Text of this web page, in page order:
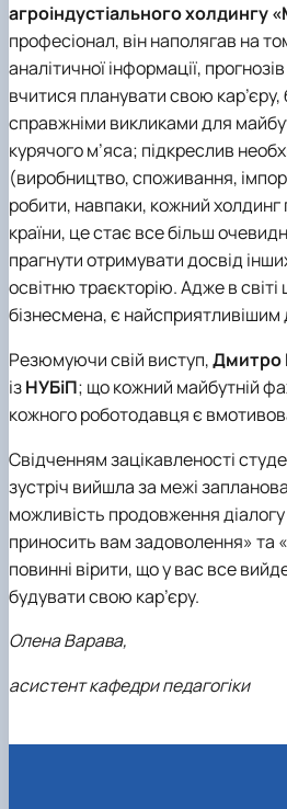
агроіндустіального холдингу
професіонал, він наполягав на
аналітичної інформації,
вчитися планувати свою
справжніми викликами для
курячого м’яса; підкреслив
(виробництво, споживання,
робити, навпаки, кожний холдинг
країни, це стає все більш
прагнути отримувати досвід
освітню траєкторію. Адже в
бізнесмена, є
Резюмуючи свій виступ,Дмитро
ізНУБіП; що кожний майбутній
кожного роботодавця є
Свідченням зацікавленості
зустріч вийшла за межі
можливість продовження
приносить вам задоволення» та
повинні вірити, що у вас все
будувати свою кар’єру.
Олена Варава,
асистент кафедри педагогіки